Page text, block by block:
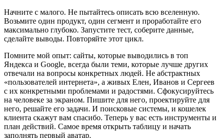
Начните с малого. Не пытайтесь описать всю вселенную.
Возьмите один продукт, один сегмент и проработайте его
максимально глубоко. Запустите тест, соберите данные,
сделайте выводы. Повторяйте этот цикл.
Помните мой опыт: сайты, которые выводились в топ
Яндекса и Google, всегда были теми, которые лучше других
отвечали на вопросы конкретных людей. Не абстрактных
«пользователей интернета», а живых Елен, Иванов и Сергеев
с их конкретными проблемами и радостями. Сфокусируйтесь
на человеке за экраном. Пишите для него, проектируйте для
него, решайте его задачи. И поисковые системы, и кошелек
клиента скажут вам спасибо. Теперь у вас есть инструменты и
план действий. Самое время открыть таблицу и начать
заполнять первый аватар.